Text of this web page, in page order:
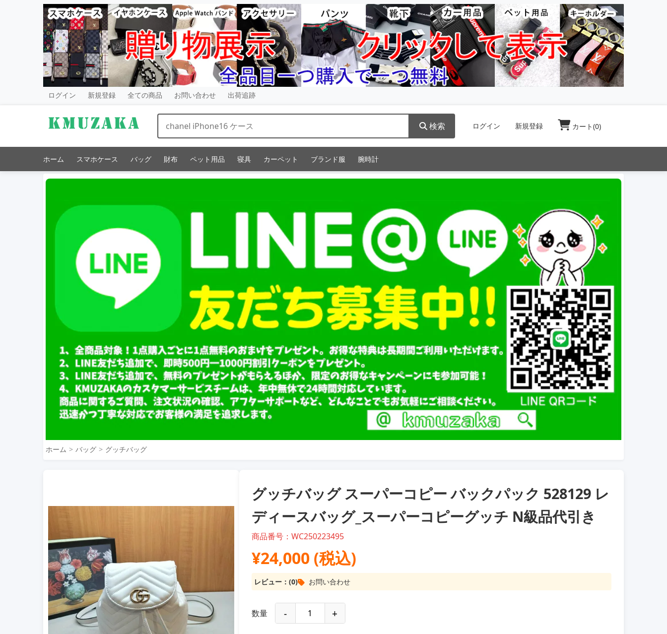
ログイン 新規登録 全ての商品 お問い合わせ 出荷追跡
検索 ログイン 新規登録 カート(0)
ホーム スマホケース バッグ 財布 ペット用品 寝具 カーペット ブランド服 腕時計
ホーム バッグ グッチバッグ
グッチバッグ スーパーコピー バックパック 528129 レ
ディースバッグ_スーパーコピーグッチ N級品代引き
商品番号：WC250223495
¥24,000 (税込)
レビュー：(0) お問い合わせ
数量 - +